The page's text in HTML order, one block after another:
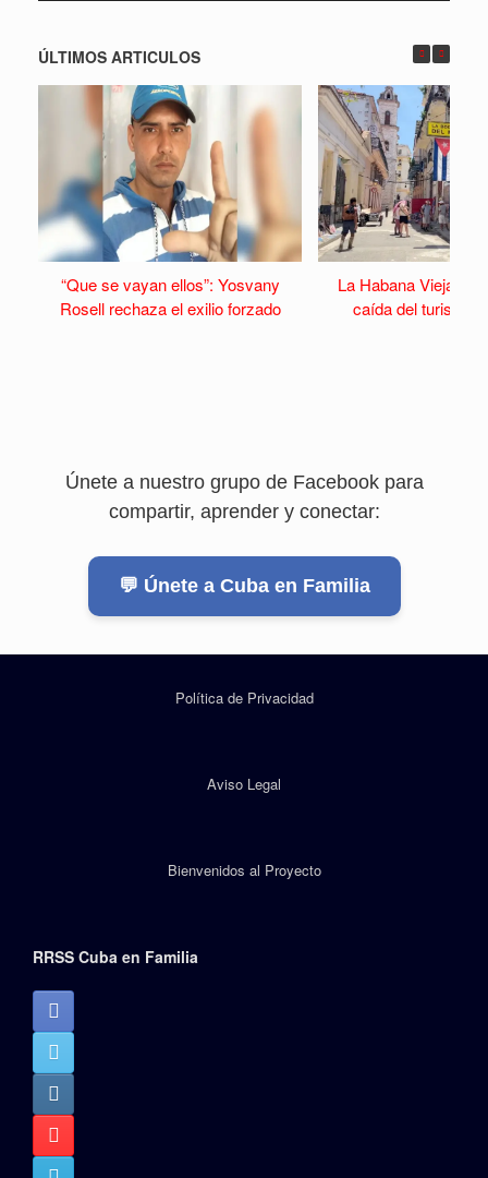
ÚLTIMOS ARTICULOS
“Que se vayan ellos”: Yosvany
Rosell rechaza el exilio forzado
La Habana Vieja se
caída del turismo
Únete a nuestro grupo de Facebook para
compartir, aprender y conectar:
💬 Únete a Cuba en Familia
Política de Privacidad
Aviso Legal
Bienvenidos al Proyecto
RRSS Cuba en Familia